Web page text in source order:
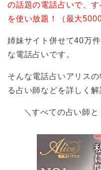
の話題の電話占いで、
を使い放題！（最大
姉妹サイト併せて40万
な電話占いです。
そんな電話占いアリス
る占い師などを詳しく解
＼すべての占い師